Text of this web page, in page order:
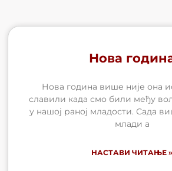
Нова
Нова година више није она
славили када смо били међу
у нашој раној младости. Сада
млади а
НАСТАВИ ЧИТАЊЕ »